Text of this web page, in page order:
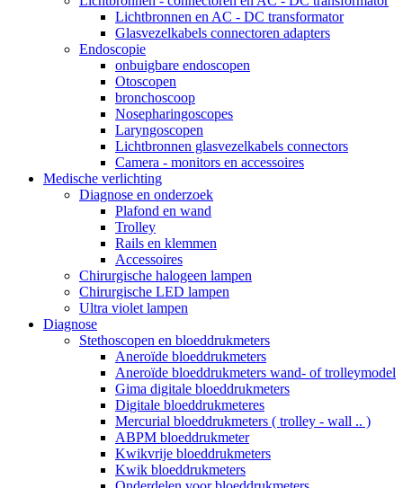
Lichtbronnen en AC - DC transformator
Glasvezelkabels connectoren adapters
Endoscopie
onbuigbare endoscopen
Otoscopen
bronchoscoop
Nosepharingoscopes
Laryngoscopen
Lichtbronnen glasvezelkabels connectors
Camera - monitors en accessoires
Medische verlichting
Diagnose en onderzoek
Plafond en wand
Trolley
Rails en klemmen
Accessoires
Chirurgische halogeen lampen
Chirurgische LED lampen
Ultra violet lampen
Diagnose
Stethoscopen en bloeddrukmeters
Aneroïde bloeddrukmeters
Aneroïde bloeddrukmeters wand- of trolleymodel
Gima digitale bloeddrukmeters
Digitale bloeddrukmeteres
Mercurial bloeddrukmeters ( trolley - wall .. )
ABPM bloeddrukmeter
Kwikvrije bloeddrukmeters
Kwik bloeddrukmeters